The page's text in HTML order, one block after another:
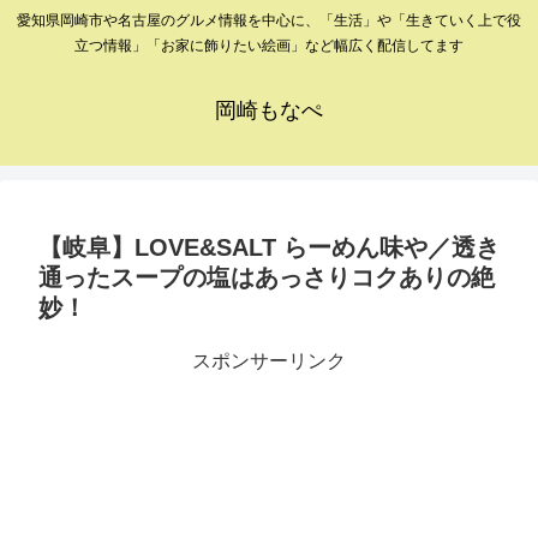
愛知県岡崎市や名古屋のグルメ情報を中心に、「生活」や「生きていく上で役
立つ情報」「お家に飾りたい絵画」など幅広く配信してます
岡崎もなぺ
【岐阜】LOVE&SALT らーめん味や／透き
通ったスープの塩はあっさりコクありの絶
妙！
スポンサーリンク